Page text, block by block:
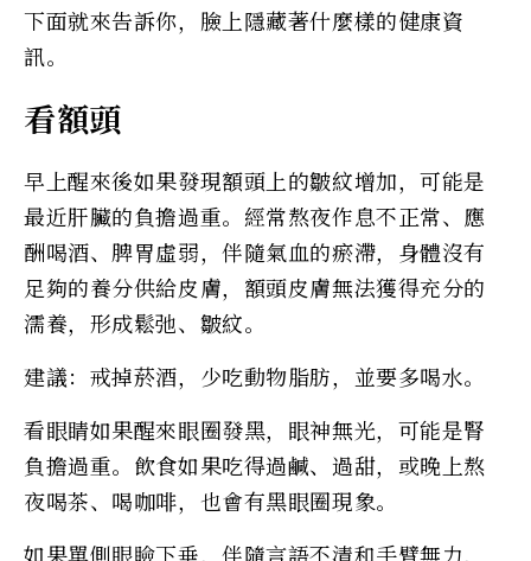
下面就來告訴你，臉上隱藏著什麼樣的健康資
訊。
看額頭
早上醒來後如果發現額頭上的皺紋增加，可能是
最近肝臟的負擔過重。經常熬夜作息不正常、應
酬喝酒、脾胃虛弱，伴隨氣血的瘀滯，身體沒有
足夠的養分供給皮膚，額頭皮膚無法獲得充分的
濡養，形成鬆弛、皺紋。
建議：戒掉菸酒，少吃動物脂肪，並要多喝水。
看眼睛如果醒來眼圈發黑，眼神無光，可能是腎
負擔過重。飲食如果吃得過鹹、過甜，或晚上熬
夜喝茶、喝咖啡，也會有黑眼圈現象。
如果單側眼瞼下垂，伴隨言語不清和手臂無力，